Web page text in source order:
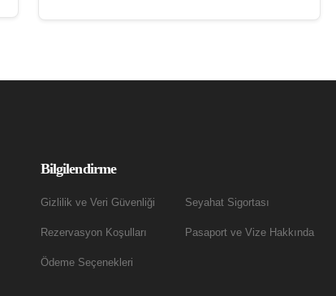
Bilgilendirme
Gizlilik ve Veri Güvenliği
Rezervasyon Koşulları
Ödeme Seçenekleri
Seyahat Sigortası
Pasaport ve Vize Hakkında